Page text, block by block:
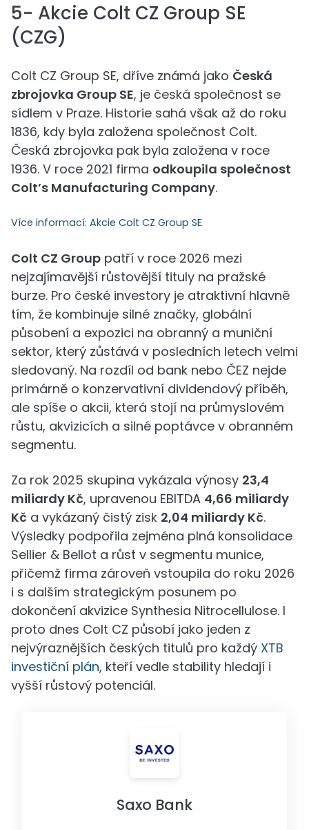
5- Akcie Colt CZ Group SE
(CZG)
Colt CZ Group SE, dříve známá jako Česká
zbrojovka Group SE, je česká společnost se
sídlem v Praze. Historie sahá však až do roku
1836, kdy byla založena společnost Colt.
Česká zbrojovka pak byla založena v roce
1936. V roce 2021 firma odkoupila společnost
Colt’s Manufacturing Company.
Více informací: Akcie Colt CZ Group SE
Colt CZ Group patří v roce 2026 mezi
nejzajímavější růstovější tituly na pražské
burze. Pro české investory je atraktivní hlavně
tím, že kombinuje silné značky, globální
působení a expozici na obranný a muniční
sektor, který zůstává v posledních letech velmi
sledovaný. Na rozdíl od bank nebo ČEZ nejde
primárně o konzervativní dividendový příběh,
ale spíše o akcii, která stojí na průmyslovém
růstu, akvizicích a silné poptávce v obranném
segmentu.
Za rok 2025 skupina vykázala výnosy 23,4
miliardy Kč, upravenou EBITDA 4,66 miliardy
Kč a vykázaný čistý zisk 2,04 miliardy Kč.
Výsledky podpořila zejména plná konsolidace
Sellier & Bellot a růst v segmentu munice,
přičemž firma zároveň vstoupila do roku 2026
i s dalším strategickým posunem po
dokončení akvizice Synthesia Nitrocellulose. I
proto dnes Colt CZ působí jako jeden z
nejvýraznějších českých titulů pro každý XTB
investiční plán, kteří vedle stability hledají i
vyšší růstový potenciál.
Saxo Bank